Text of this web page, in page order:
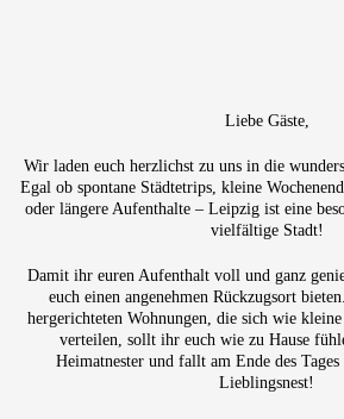
Liebe Gäste,
Wir laden euch herzlichst zu uns in die
Egal ob spontane Städtetrips, kleine
oder längere Aufenthalte – Leipzig ist eine
vielfältige Stadt!
Damit ihr euren Aufenthalt voll und ganz
euch einen angenehmen Rückzugsort bieten.
hergerichteten Wohnungen, die sich wie
verteilen, sollt ihr euch wie zu Hause
Heimatnester und fallt am Ende des
Lieblingsnest!